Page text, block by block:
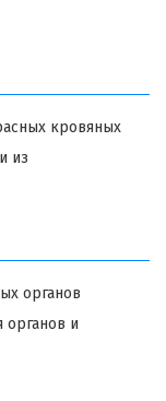
кровяных
из
органов
органов и